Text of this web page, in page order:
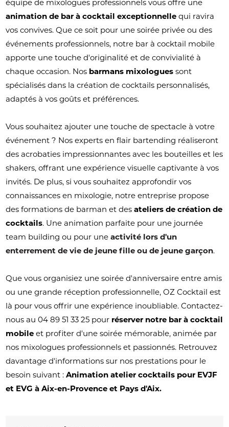
équipe de mixologues professionnels vous offre une
animation de bar à cocktail exceptionnelle qui ravira
vos convives. Que ce soit pour une soirée privée ou des
événements professionnels, notre bar à cocktail mobile
apporte une touche d'originalité et de convivialité à
chaque occasion. Nos barmans mixologues sont
spécialisés dans la création de cocktails personnalisés,
adaptés à vos goûts et préférences.
Vous souhaitez ajouter une touche de spectacle à votre
événement ? Nos experts en flair bartending réaliseront
des acrobaties impressionnantes avec les bouteilles et les
shakers, offrant une expérience visuelle captivante à vos
invités. De plus, si vous souhaitez approfondir vos
connaissances en mixologie, notre entreprise propose
des formations de barman et desateliers de création de
cocktails. Une animation parfaite pour une journée
team building ou pour uneactivité lors d'un
enterrement de vie de jeune fille ou de jeune garçon.
Que vous organisiez une soirée d'anniversaire entre amis
ou une grande réception professionnelle, OZ Cocktail est
là pour vous offrir une expérience inoubliable. Contactez-
nous au 04 89 51 33 25 pour réserver notre bar à cocktail
mobile et profiter d'une soirée mémorable, animée par
nos mixologues professionnels et passionnés. Retrouvez
davantage d'informations sur nos prestations pour le
besoin suivant :Animation atelier cocktails pour EVJF
et EVG à Aix-en-Provence et Pays d'Aix.